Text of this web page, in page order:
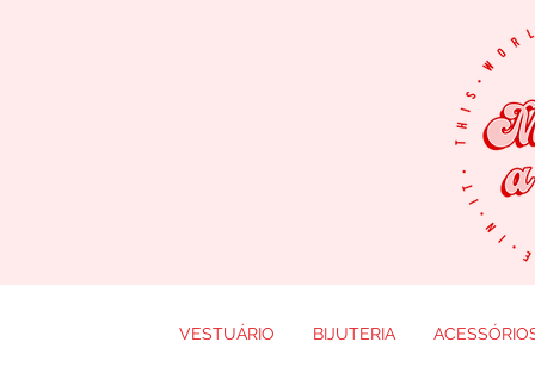
VESTUÁRIO BIJUTERIA